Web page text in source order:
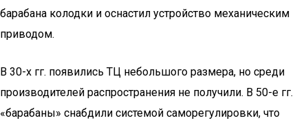
барабана колодки и оснастил устройство механическим
приводом.
В 30-х гг. появились ТЦ небольшого размера, но среди
производителей распространения не получили. В 50-е гг.
«барабаны» снабдили системой саморегулировки, что